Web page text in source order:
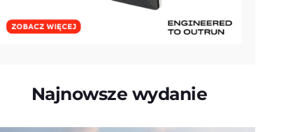
Najnowsze wydanie